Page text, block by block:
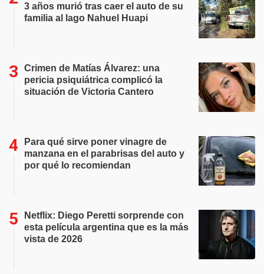
3 años murió tras caer el auto de su
familia al lago Nahuel Huapi
Crimen de Matías Álvarez: una
pericia psiquiátrica complicó la
situación de Victoria Cantero
Para qué sirve poner vinagre de
manzana en el parabrisas del auto y
por qué lo recomiendan
Netflix: Diego Peretti sorprende con
esta película argentina que es la más
vista de 2026